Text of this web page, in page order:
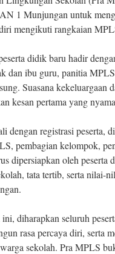
1 Munjungan untuk
mengikuti rangkaian
didik baru hadir
dan ibu guru, panitia
Suasana kekeluargaan
kesan pertama yang
dengan registrasi peserta,
pembagian kelompok,
dipersiapkan oleh
tata tertib, serta nilai-
diharapkan seluruh
rasa percaya diri, serta
sekolah. Pra MPLS